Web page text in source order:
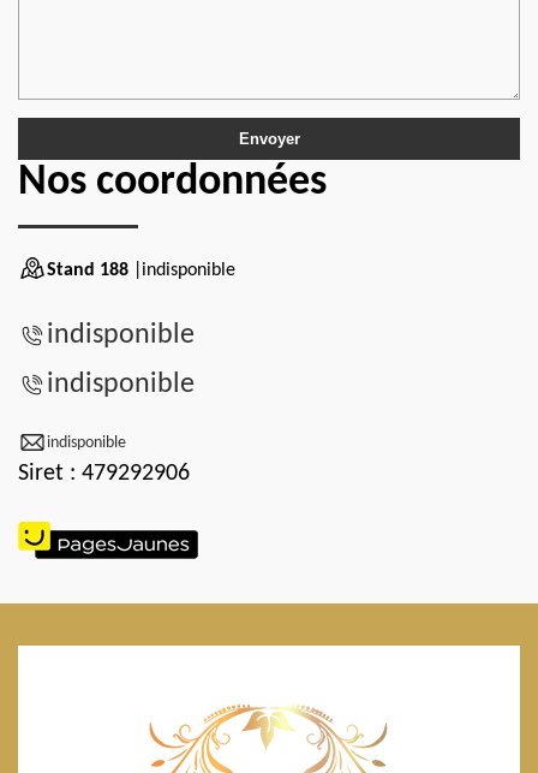
Nos coordonnées
Stand 188 |indisponible
indisponible
indisponible
indisponible
Siret : 479292906